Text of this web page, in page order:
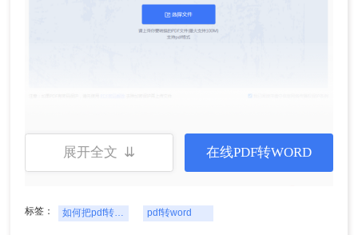
展开全文 ⇊ 在线PDF转WORD
标签： 如何把pdf转word pdf转word